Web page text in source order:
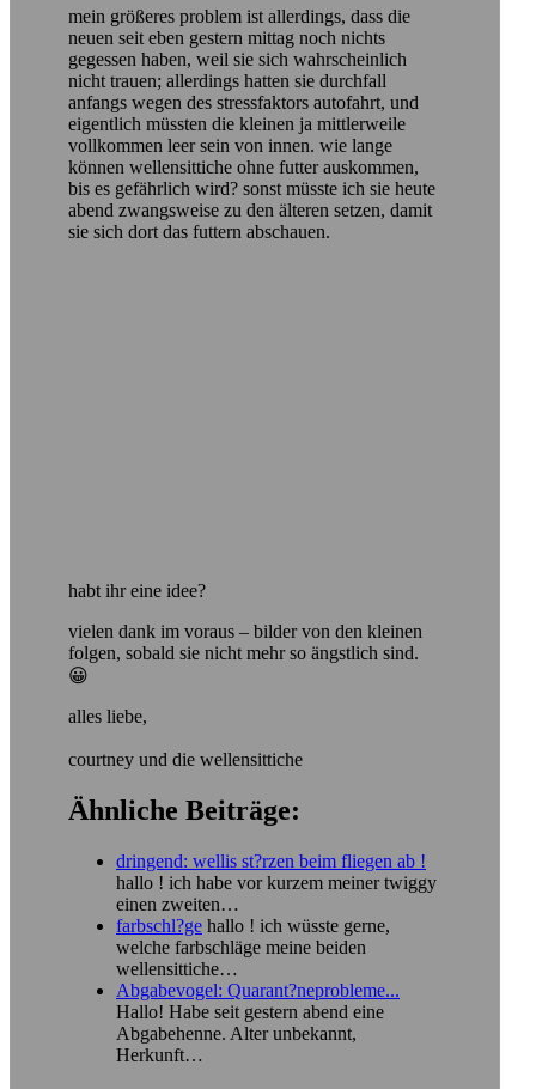
mein größeres problem ist allerdings, dass die
neuen seit eben gestern mittag noch nichts
gegessen haben, weil sie sich wahrscheinlich
nicht trauen; allerdings hatten sie durchfall
anfangs wegen des stressfaktors autofahrt, und
eigentlich müssten die kleinen ja mittlerweile
vollkommen leer sein von innen. wie lange
können wellensittiche ohne futter auskommen,
bis es gefährlich wird? sonst müsste ich sie heute
abend zwangsweise zu den älteren setzen, damit
sie sich dort das futtern abschauen.
habt ihr eine idee?
vielen dank im voraus – bilder von den kleinen
folgen, sobald sie nicht mehr so ängstlich sind.
😀
alles liebe,
courtney und die wellensittiche
Ähnliche Beiträge:
dringend: wellis st?rzen beim fliegen ab !
hallo ! ich habe vor kurzem meiner twiggy
einen zweiten…
farbschl?ge hallo ! ich wüsste gerne,
welche farbschläge meine beiden
wellensittiche…
Abgabevogel: Quarant?neprobleme...
Hallo! Habe seit gestern abend eine
Abgabehenne. Alter unbekannt,
Herkunft…